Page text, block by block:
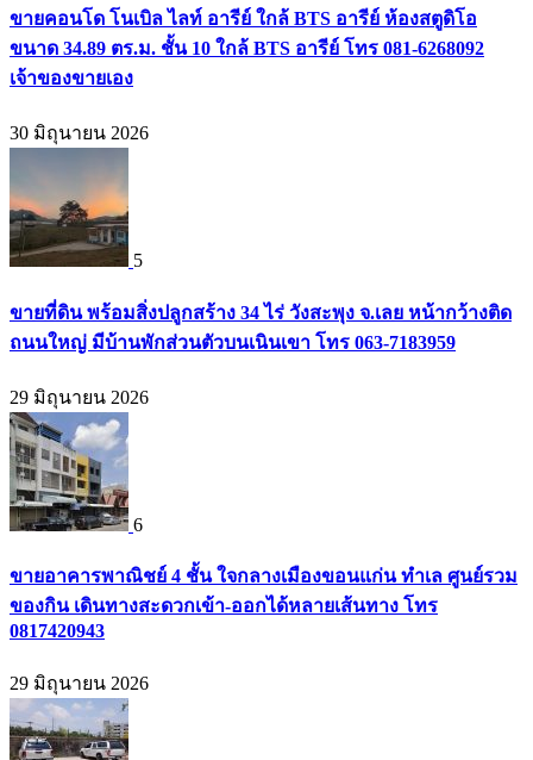
ขายคอนโด โนเบิล ไลท์ อารีย์ ใกล้ BTS อารีย์ ห้องสตูดิโอ
ขนาด 34.89 ตร.ม. ชั้น 10 ใกล้ BTS อารีย์ โทร 081-6268092
เจ้าของขายเอง
30 มิถุนายน 2026
5
ขายที่ดิน พร้อมสิ่งปลูกสร้าง 34 ไร่ วังสะพุง จ.เลย หน้ากว้างติด
ถนนใหญ่ มีบ้านพักส่วนตัวบนเนินเขา โทร 063-7183959
29 มิถุนายน 2026
6
ขายอาคารพาณิชย์ 4 ชั้น ใจกลางเมืองขอนแก่น ทำเล ศูนย์รวม
ของกิน เดินทางสะดวกเข้า-ออกได้หลายเส้นทาง โทร
0817420943
29 มิถุนายน 2026